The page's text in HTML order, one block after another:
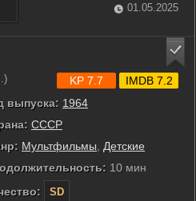
01.05.2025
выпуска: 1964
СССР
Мультфильмы
Детские
10 мин
SD
KP 7.7 IMDB 7.2